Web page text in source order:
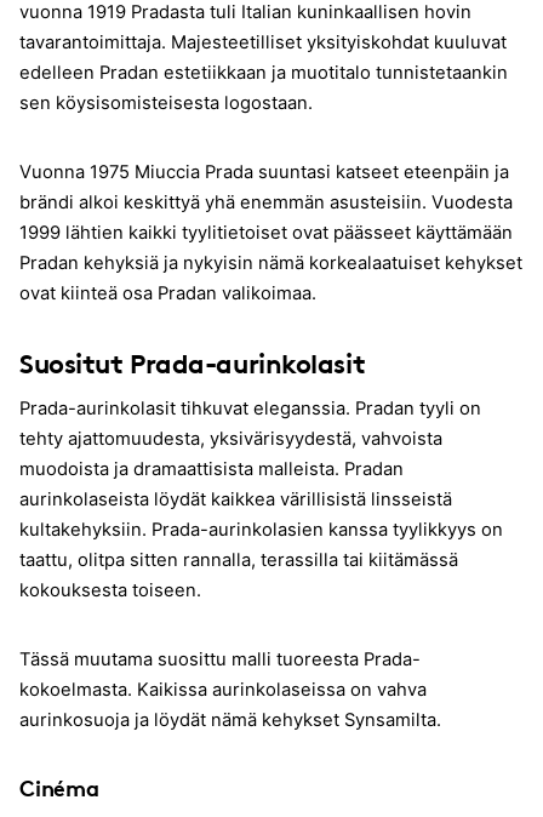
vuonna 1919 Pradasta tuli Italian kuninkaallisen hovin
tavarantoimittaja. Majesteetilliset yksityiskohdat kuuluvat
edelleen Pradan estetiikkaan ja muotitalo tunnistetaankin
sen köysisomisteisesta logostaan.
Vuonna 1975 Miuccia Prada suuntasi katseet eteenpäin ja
brändi alkoi keskittyä yhä enemmän asusteisiin. Vuodesta
1999 lähtien kaikki tyylitietoiset ovat päässeet käyttämään
Pradan kehyksiä ja nykyisin nämä korkealaatuiset kehykset
ovat kiinteä osa Pradan valikoimaa.
Suositut Prada-aurinkolasit
Prada-aurinkolasit tihkuvat eleganssia. Pradan tyyli on
tehty ajattomuudesta, yksivärisyydestä, vahvoista
muodoista ja dramaattisista malleista. Pradan
aurinkolaseista löydät kaikkea värillisistä linsseistä
kultakehyksiin. Prada-aurinkolasien kanssa tyylikkyys on
taattu, olitpa sitten rannalla, terassilla tai kiitämässä
kokouksesta toiseen.
Tässä muutama suosittu malli tuoreesta Prada-
kokoelmasta. Kaikissa aurinkolaseissa on vahva
aurinkosuoja ja löydät nämä kehykset Synsamilta.
Cinéma